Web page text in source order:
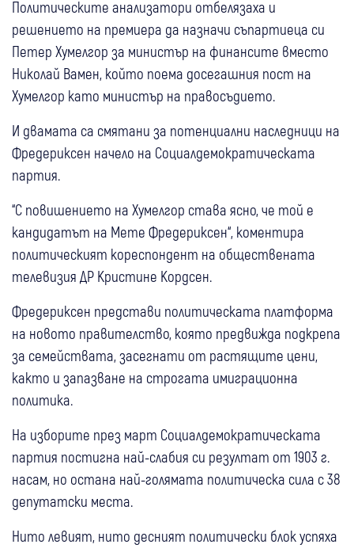
Политическите анализатори отбелязаха и
решението на премиера да назначи съпартиеца си
Петер Хумелгор за министър на финансите вместо
Николай Вамен, който поема досегашния пост на
Хумелгор като министър на правосъдието.
И двамата са смятани за потенциални наследници на
Фредериксен начело на Социалдемократическата
партия.
“С повишението на Хумелгор става ясно, че той е
кандидатът на Мете Фредериксен“, коментира
политическият кореспондент на обществената
телевизия ДР Кристине Кордсен.
Фредериксен представи политическата платформа
на новото правителство, която предвижда подкрепа
за семействата, засегнати от растящите цени,
както и запазване на строгата имиграционна
политика.
На изборите през март Социалдемократическата
партия постигна най-слабия си резултат от 1903 г.
насам, но остана най-голямата политическа сила с 38
депутатски места.
Нито левият, нито десният политически блок успяха